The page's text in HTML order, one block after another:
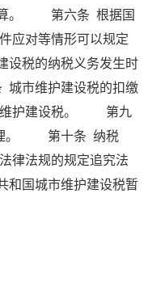
算。 第六条 根据国
应对等情形可以规定
税的纳税义务发生时
市维护建设税的扣缴
市维护建设税。 第九
理。 第十条 纳税
律法规的规定追究法
国城市维护建设税暂